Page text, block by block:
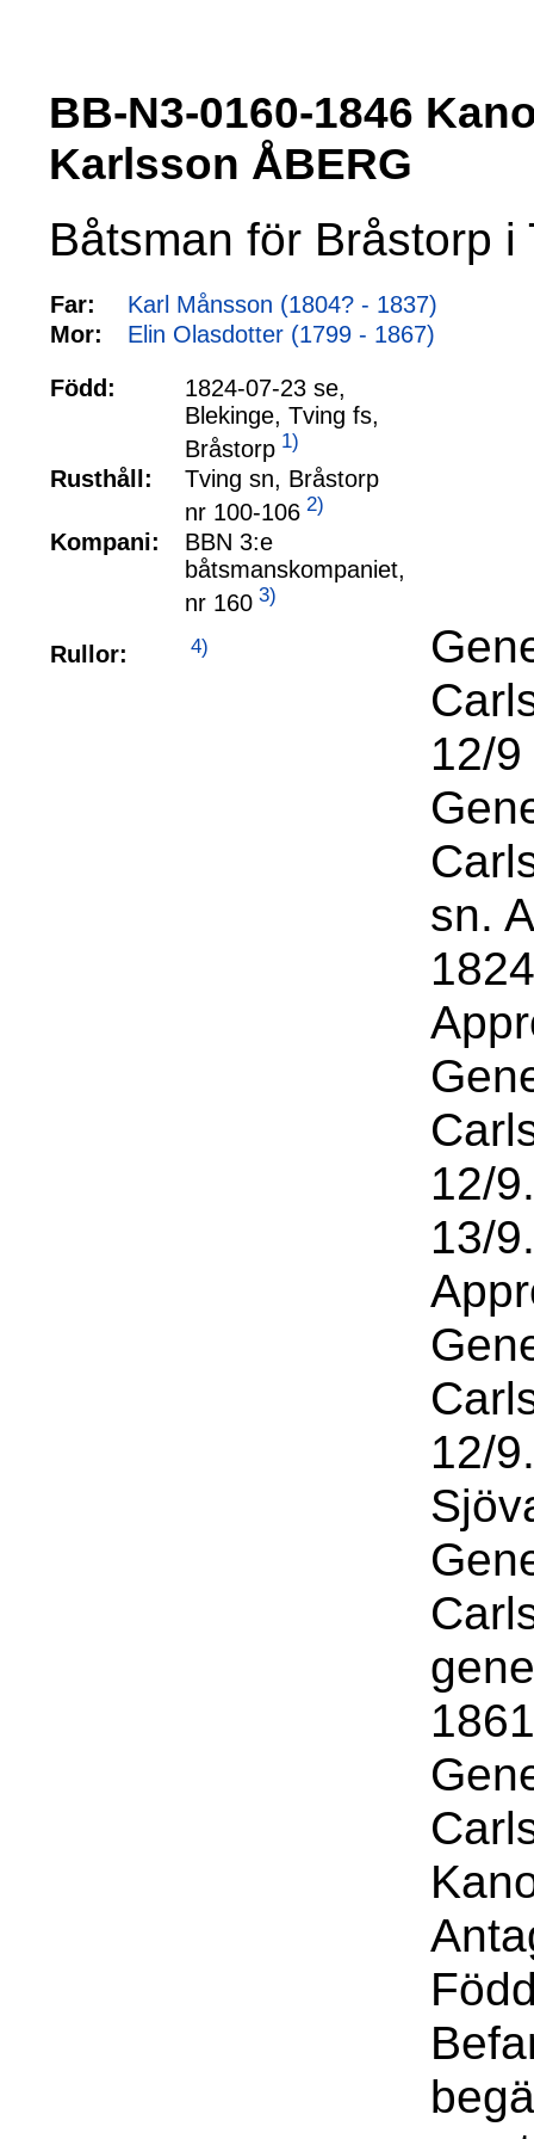
BB-N3-0160-1846
Karlsson ÅBERG
Båtsman för Bråstorp i
Far:
Karl Månsson (1804? - 1837)
Mor:
Elin Olasdotter (1799 - 1867)
Född:
1824-07-23 se,
Blekinge, Tving fs,
Bråstorp 1)
Rusthåll:
Tving sn, Bråstorp
nr 100-106 2)
Kompani:
BBN 3:e
båtsmanskompaniet,
nr 160 3)
Rullor: 4)
12/
sn.
12/
13/
12/